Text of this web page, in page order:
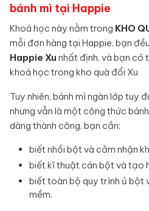
bánh mì tại Happie
Khoá học này nằm trong KHO
mỗi đơn hàng tại Happie, bạn
Happie Xu nhất định, và bạn có
khoá học trong kho quà đổi Xu
Tuy nhiên, bánh mì ngàn lớp tuy
nhưng vẫn là một công thức
dàng thành công, bạn cần:
biết nhồi bột và cảm nhận
biết kĩ thuật cán bột và tạo
biết toàn bộ quy trình ủ bột
mềm.